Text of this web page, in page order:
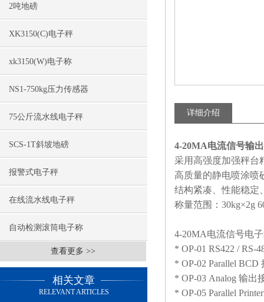
2吨地磅
XK3150(C)电子秤
xk3150(W)电子称
NS1-750kg压力传感器
75公斤流水线电子秤
SCS-1T斜坡地磅
报警式电子秤
在线流水线电子秤
自动检测滚筒电子称
查看更多 >>
相关文章
RELEVANT ARTICLES
详细介绍
4-20MA电流信号输
采用高强度加强秤台
高质量的静电喷涂喷
结构紧凑、性能稳定
称量范围：30kg×2g
4-20MA电流信号电
* OP-01 RS422 / RS-
* OP-02 Parallel
* OP-03 Analog 输出
* OP-05 Parallel